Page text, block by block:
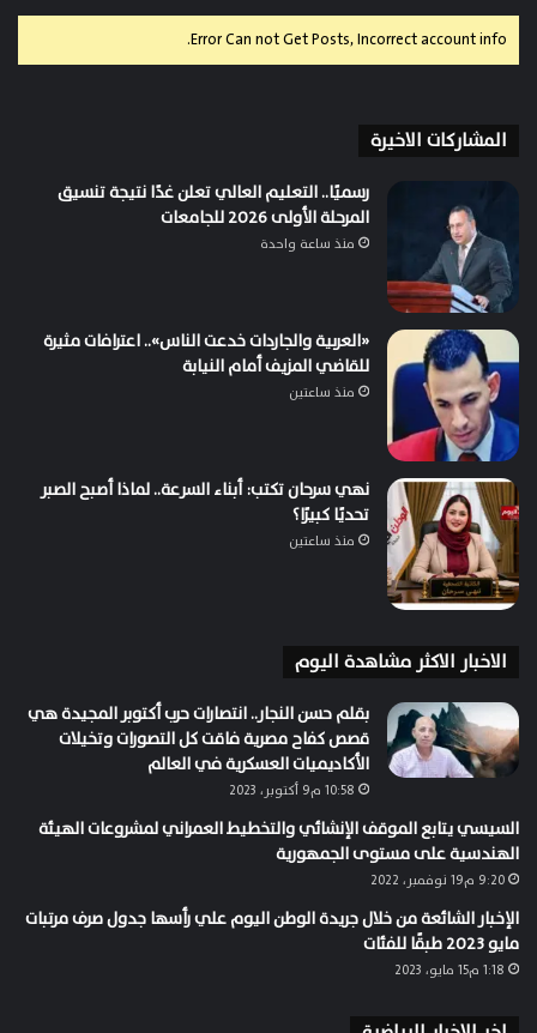
Error Can not Get Posts, Incorrect account info.
المشاركات الاخيرة
رسميًا.. التعليم العالي تعلن غدًا نتيجة تنسيق
المرحلة الأولى 2026 للجامعات
منذ ساعة واحدة
«العربية والجاردات خدعت الناس».. اعترافات مثيرة
للقاضي المزيف أمام النيابة
منذ ساعتين
نهي سرحان تكتب: أبناء السرعة.. لماذا أصبح الصبر
تحديًا كبيرًا؟
منذ ساعتين
الاخبار الاكثر مشاهدة اليوم
بقلم حسن النجار.. انتصارات حرب أكتوبر المجيدة هي
قصص كفاح مصرية فاقت كل التصورات وتخيلات
الأكاديميات العسكرية في العالم
10:58 م9 أكتوبر، 2023
السيسي يتابع الموقف الإنشائي والتخطيط العمراني لمشروعات الهيئة
الهندسية على مستوى الجمهورية
9:20 م19 نوفمبر، 2022
الإخبار الشائعة من خلال جريدة الوطن اليوم علي رأسها جدول صرف مرتبات
مايو 2023 طبقًا للفئات
1:18 م15 مايو، 2023